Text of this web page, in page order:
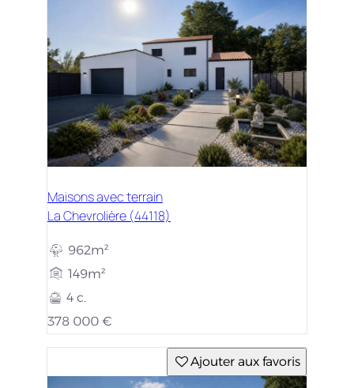
Maisons avec terrain
La Chevrolière (44118)
962m²
149m²
4 c.
378 000 €
Ajouter aux favoris